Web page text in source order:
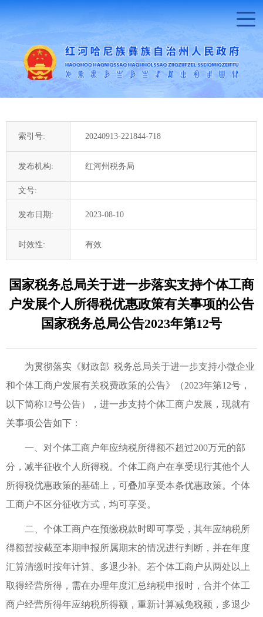
索引号: 20240913-221844-718
发布机构: 红河州税务局
文号:
发布日期: 2023-08-10
时效性: 有效
国家税务总局关于进一步落实支持个体工商
户发展个人所得税优惠政策有关事项的公告
国家税务总局公告2023年第12号
为贯彻落实《财政部 税务总局关于进一步支持小微企业
和个体工商户发展有关税费政策的公告》（2023年第12号，
以下简称12号公告），进一步支持个体工商户发展，现就有
关事项公告如下：
一、对个体工商户年应纳税所得额不超过200万元的部
分，减半征收个人所得税。个体工商户在享受现行其他个人
所得税优惠政策的基础上，可叠加享受本条优惠政策。个体
工商户不区分征收方式，均可享受。
二、个体工商户在预缴税款时即可享受，其年应纳税所
得额暂按截至本期申报所属期末的情况进行判断，并在年度
汇算清缴时按年计算、多退少补。若个体工商户从两处以上
取得经营所得，需在办理年度汇总纳税申报时，合并个体工
商户经营所得年应纳税所得额，重新计算减免税额，多退少